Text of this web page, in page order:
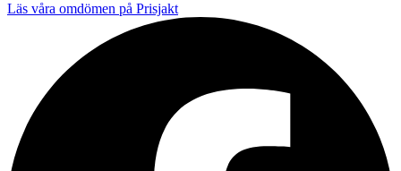
Läs våra omdömen på Prisjakt